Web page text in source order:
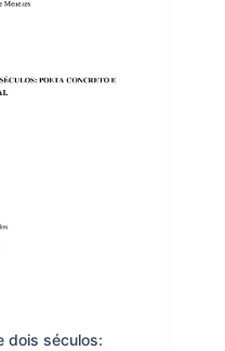
dois séculos: